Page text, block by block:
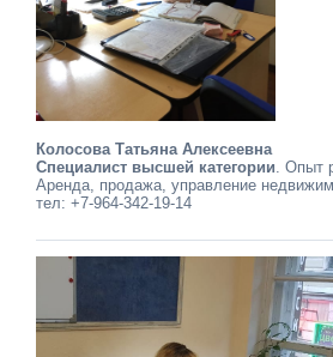
Колосова Татьяна Алексеевна
Специалист высшей категории . Опыт
Аренда, продажа, управление
тел: +7-964-342-19-14